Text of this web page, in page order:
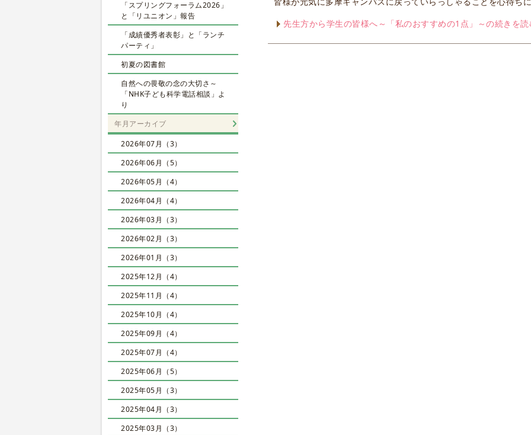
先生方から学生の皆様へ～「私のおすすめの1点」～の続きを読
「スプリングフォーラム2026」
と「リユニオン」報告
「成績優秀者表彰」と「ランチ
パーティ」
初夏の図書館
自然への畏敬の念の大切さ～
「NHK子ども科学電話相談」よ
り
年月アーカイブ
2026年07月（3）
2026年06月（5）
2026年05月（4）
2026年04月（4）
2026年03月（3）
2026年02月（3）
2026年01月（3）
2025年12月（4）
2025年11月（4）
2025年10月（4）
2025年09月（4）
2025年07月（4）
2025年06月（5）
2025年05月（3）
2025年04月（3）
2025年03月（3）